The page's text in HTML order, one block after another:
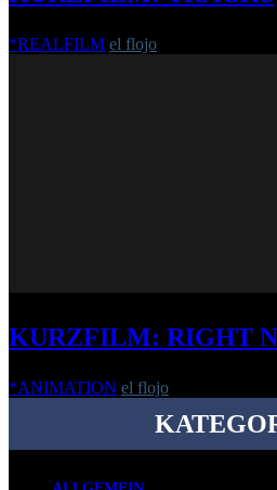
*REALFILM el flojo
KURZFILM: RIGHT
*ANIMATION el flojo